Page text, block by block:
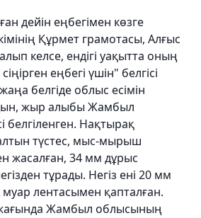
дейін еңбегімен көзге
Құрмет грамотасы, Алғыс
келсе, ендігі уақытта оның
еңбегі үшін" белгісі
белгіде облыс есімін
жыр алыбы Жамбыл
белгіленген. Нақтырақ
түстес, мыс-мырыш
жасалған, 34 мм дұрыс
тұрады. Негіз ені 20 мм
муар лентасымен қапталған.
Жамбыл облысының